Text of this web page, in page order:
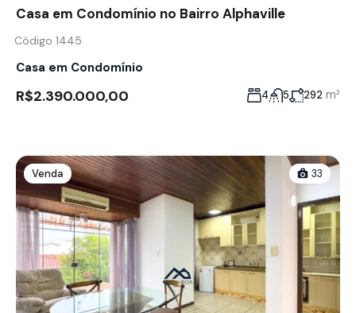
Casa em Condomínio no Bairro Alphaville
Código 1445
Casa em Condomínio
R$2.390.000,00 4 5 292 m²
Venda 33